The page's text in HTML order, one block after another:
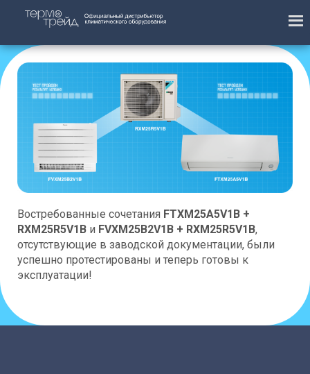
Востребованные сочетания FTXM25A5V1B +
RXM25R5V1B и FVXM25B2V1B + RXM25R5V1B,
отсутствующие в заводской документации, были
успешно протестированы и теперь готовы к
эксплуатации!